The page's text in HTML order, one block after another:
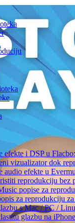
i DSP u
vizualizator dok
efekte u
reprodukciju bez
popise za
za reprodukciju
s Mac / PC /
glazbu na